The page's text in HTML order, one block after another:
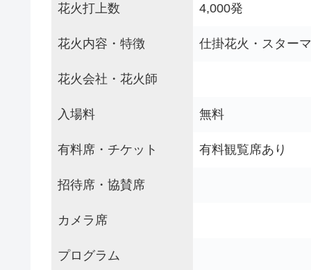
花火打上数 4,000発
花火内容・特徴 仕掛花火・スター
花火会社・花火師
入場料 無料
有料席・チケット 有料観覧席あり
招待席・協賛席
カメラ席
プログラム